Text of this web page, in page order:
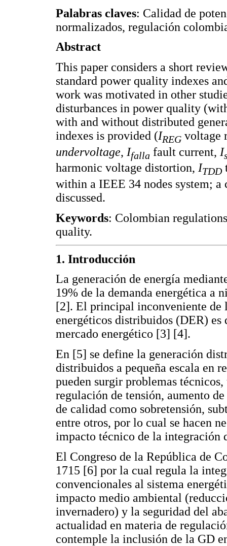
Palabras claves: Calidad de
normalizados, regulación
Abstract
This paper considers a short
standard power quality indexes
work was motivated in other
disturbances in power quality
with and without distributed
indexes is provided (IREG voltage
undervoltage, Ifalla fault current, I
harmonic voltage distortion, ITDD
within a IEEE 34 nodes system;
discussed.
Keywords: Colombian
quality.
1. Introducción
La generación de energía
19% de la demanda energética a
[2]. El principal inconveniente de
energéticos distribuidos (DER)
mercado energético [3] [4].
En [5] se define la generación
distribuidos a pequeña escala en
pueden surgir problemas
regulación de tensión, aumento
de calidad como sobretensión,
entre otros, por lo cual se hacen
impacto técnico de la integración
El Congreso de la República de
1715 [6] por la cual regula la
convencionales al sistema
impacto medio ambiental
invernadero) y la seguridad del
actualidad en materia de
contemple la inclusión de la GD